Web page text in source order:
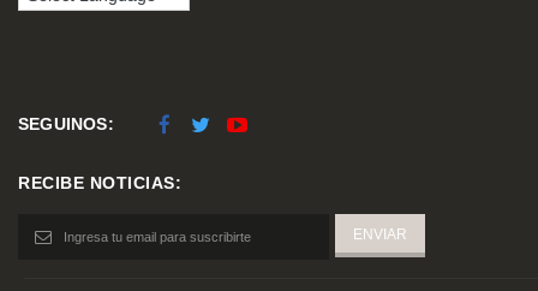
SEGUINOS:
RECIBE NOTICIAS: